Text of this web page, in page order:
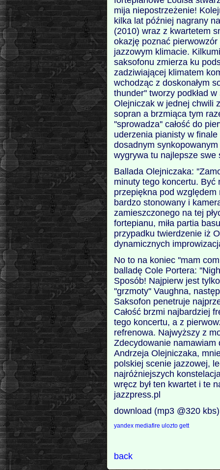
mija niepostrzeżenie!
kilka lat później nagrany
(2010) wraz z kwartetem
okazję poznać
jazzowym klimacie.
saksofonu zmierza ku
zadziwiającej klimatem
wchodząc z doskonałym
thunder'' tworzy podkład
Olejniczak w jednej chwili
sopran a brzmiąca tym
''sprowadza'' całość do
uderzenia pianisty w
dosadnym
wygrywa tu najlepsze swe
Ballada Olejniczaka:
minuty tego koncertu. Być
przepiękna pod
bardzo stonowany i
zamieszczonego na tej
fortepianu, miła partia
przypadku twierdzenie iż
dynamicznych
No to na koniec ''mam
balladę Cole Portera:
Sposób! Najpierw jest
''grzmoty'' Vaughna,
Saksofon penetruje
Całość brzmi najbardziej
tego koncertu, a z
refrenowa. Najwyższy z
Zdecydowanie
Andrzeja Olejniczaka,
polskiej scenie jazzowej,
najróżniejszych
wręcz był ten kwartet i te
jazzpress.pl
download (mp3 @320
yandexmediafire uloztogett
back